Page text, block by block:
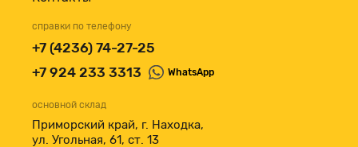
справки по телефону
+7 (4236) 74-27-25
+7 924 233 3313
WhatsApp
основной склад
Приморский край, г. Находка,
ул. Угольная, 61, ст. 13